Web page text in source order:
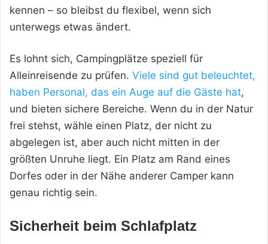
kennen – so bleibst du flexibel, wenn sich
unterwegs etwas ändert.
Es lohnt sich, Campingplätze speziell für
Alleinreisende zu prüfen. Viele sind gut beleuchtet,
haben Personal, das ein Auge auf die Gäste hat,
und bieten sichere Bereiche. Wenn du in der Natur
frei stehst, wähle einen Platz, der nicht zu
abgelegen ist, aber auch nicht mitten in der
größten Unruhe liegt. Ein Platz am Rand eines
Dorfes oder in der Nähe anderer Camper kann
genau richtig sein.
Sicherheit beim Schlafplatz